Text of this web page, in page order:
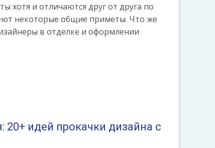
хотя и отличаются друг от друга по
некоторые общие приметы. Что же
в отделке и оформлении
20+ идей прокачки дизайна с